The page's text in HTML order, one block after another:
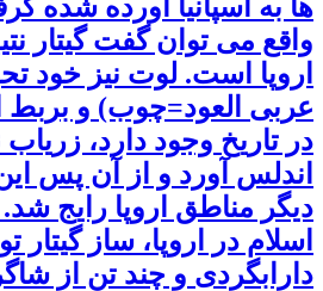
ها به اسپانیا آورده شده
واقع می توان گفت گیتار
اروپا است. لوت نیز خود
عربی العود=چوب) و
در تاریخ وجود دارد،
اندلس آورد و از آن پس
دیگر مناطق اروپا رایج
اسلام در اروپا، ساز
دارابگردی و چند تن از